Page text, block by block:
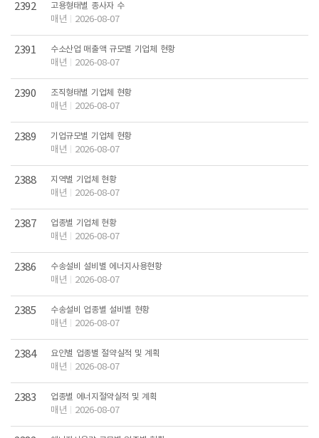
2392 고용형태별 종사자 수
매년 2026-08-07
2391 수소산업 매출액 규모별 기업체 현황
매년 2026-08-07
2390 조직형태별 기업체 현황
매년 2026-08-07
2389 기업규모별 기업체 현황
매년 2026-08-07
2388 지역별 기업체 현황
매년 2026-08-07
2387 업종별 기업체 현황
매년 2026-08-07
2386 수송설비 설비별 에너지사용현황
매년 2026-08-07
2385 수송설비 업종별 설비별 현황
매년 2026-08-07
2384 요인별 업종별 절약실적 및 계획
매년 2026-08-07
2383 업종별 에너지절약실적 및 계획
매년 2026-08-07